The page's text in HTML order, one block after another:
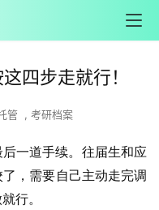
四步走就行！
管 , 考研档案
一道手续。往届生和应
，需要自己主动走完调
行。